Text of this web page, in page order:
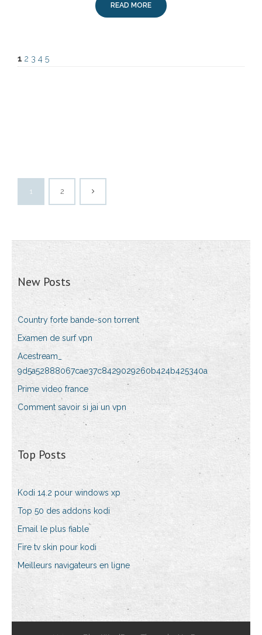
READ MORE
1 2 3 4 5
1 2
New Posts
Country forte bande-son torrent
Examen de surf vpn
Acestream_
9d5a52888067cae37c8429029260b424b425340a
Prime video france
Comment savoir si jai un vpn
Top Posts
Kodi 14.2 pour windows xp
Top 50 des addons kodi
Email le plus fiable
Fire tv skin pour kodi
Meilleurs navigateurs en ligne